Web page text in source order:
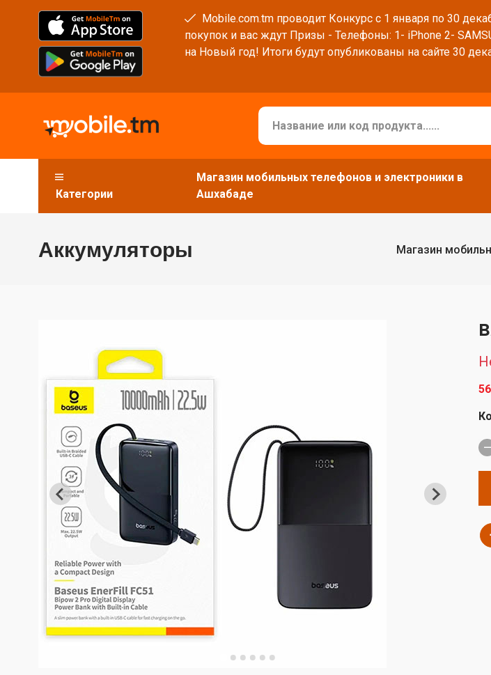
Mobile.com.tm проводит Конкурс с 1 января по 30
покупок и вас ждут Призы - Телефоны: 1- iPhone 2-
на Новый год! Итоги будут опубликованы на сайте 30
Категории
Магазин мобильных телефонов и электроники в
Ашхабаде
Аккумуляторы Магазин